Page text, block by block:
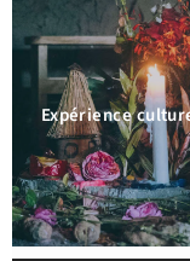
Expérience